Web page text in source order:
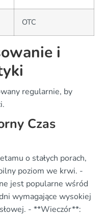
OTC
i
regularnie, by
Czas
o stałych porach,
poziom we krwi. -
jest popularne wśród
wymagające wysokiej
- **Wieczór**: